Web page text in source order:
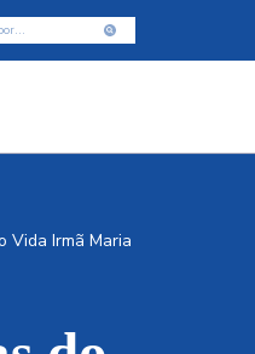
Vida Irmã Maria